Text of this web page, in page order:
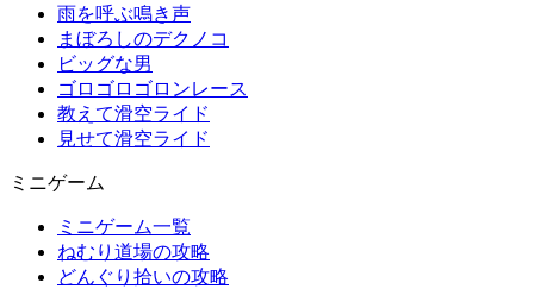
雨を呼ぶ鳴き声
まぼろしのデクノコ
ビッグな男
ゴロゴロゴロンレース
教えて滑空ライド
見せて滑空ライド
ミニゲーム
ミニゲーム一覧
ねむり道場の攻略
どんぐり拾いの攻略